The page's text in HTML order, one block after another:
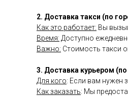
2. Доставка такси (по
Как это работает: Вы
Время: Доступно
Важно: Стоимость такси
3. Доставка курьером
Для кого: Если вам нужен
Как заказать: Мы